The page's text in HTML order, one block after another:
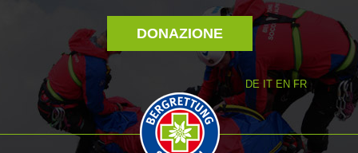
DONAZIONE
DE IT EN FR